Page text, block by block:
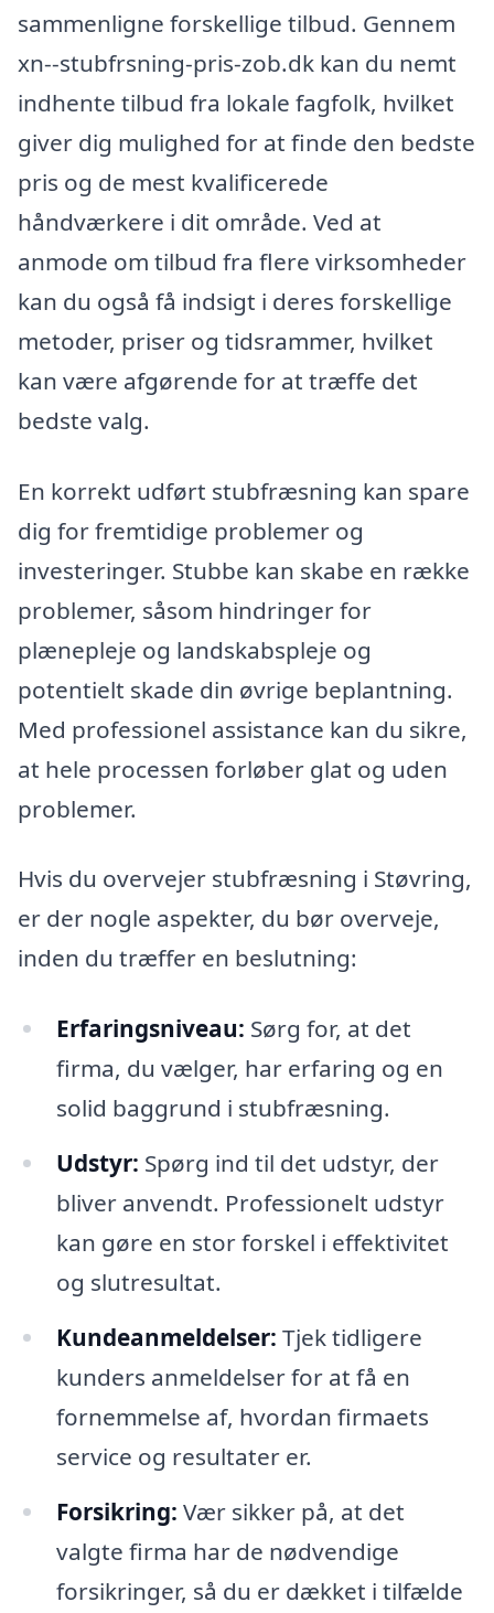
sammenligne forskellige tilbud. Gennem
xn--stubfrsning-pris-zob.dk kan du nemt
indhente tilbud fra lokale fagfolk, hvilket
giver dig mulighed for at finde den bedste
pris og de mest kvalificerede
håndværkere i dit område. Ved at
anmode om tilbud fra flere virksomheder
kan du også få indsigt i deres forskellige
metoder, priser og tidsrammer, hvilket
kan være afgørende for at træffe det
bedste valg.
En korrekt udført stubfræsning kan spare
dig for fremtidige problemer og
investeringer. Stubbe kan skabe en række
problemer, såsom hindringer for
plænepleje og landskabspleje og
potentielt skade din øvrige beplantning.
Med professionel assistance kan du sikre,
at hele processen forløber glat og uden
problemer.
Hvis du overvejer stubfræsning i Støvring,
er der nogle aspekter, du bør overveje,
inden du træffer en beslutning:
Erfaringsniveau: Sørg for, at det
firma, du vælger, har erfaring og en
solid baggrund i stubfræsning.
Udstyr: Spørg ind til det udstyr, der
bliver anvendt. Professionelt udstyr
kan gøre en stor forskel i effektivitet
og slutresultat.
Kundeanmeldelser: Tjek tidligere
kunders anmeldelser for at få en
fornemmelse af, hvordan firmaets
service og resultater er.
Forsikring: Vær sikker på, at det
valgte firma har de nødvendige
forsikringer, så du er dækket i tilfælde